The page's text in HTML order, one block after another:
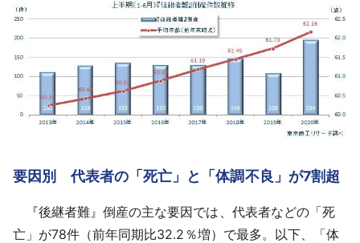
要因別 代表者の「死亡」と「体調不良」が7割超
『後継者難』倒産の主な要因では、代表者などの「死
亡」が78件（前年同期比32.2％増）で最多。以下、「体